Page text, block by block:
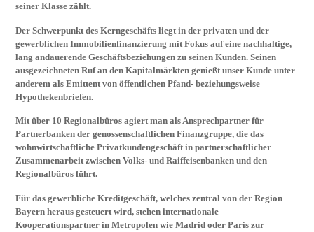
seiner Klasse zählt.
Der Schwerpunkt des Kerngeschäfts liegt in der privaten und der
gewerblichen Immobilienfinanzierung mit Fokus auf eine nachhaltige,
lang andauerende Geschäftsbeziehungen zu seinen Kunden. Seinen
ausgezeichneten Ruf an den Kapitalmärkten genießt unser Kunde unter
anderem als Emittent von öffentlichen Pfand- beziehungsweise
Hypothekenbriefen.
Mit über 10 Regionalbüros agiert man als Ansprechpartner für
Partnerbanken der genossenschaftlichen Finanzgruppe, die das
wohnwirtschaftliche Privatkundengeschäft in partnerschaftlicher
Zusammenarbeit zwischen Volks- und Raiffeisenbanken und den
Regionalbüros führt.
Für das gewerbliche Kreditgeschäft, welches zentral von der Region
Bayern heraus gesteuert wird, stehen internationale
Kooperationspartner in Metropolen wie Madrid oder Paris zur